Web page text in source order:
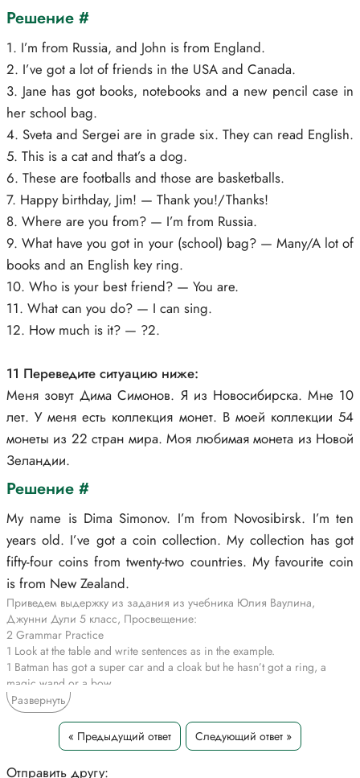
Решение #
1. I’m from Russia, and John is from England.
2. I’ve got a lot of friends in the USA and Canada.
3. Jane has got books, notebooks and a new pencil case in
her school bag.
4. Sveta and Sergei are in grade six. They can read English.
5. This is a cat and that’s a dog.
6. These are footballs and those are basketballs.
7. Happy birthday, Jim! — Thank you!/Thanks!
8. Where are you from? — I’m from Russia.
9. What have you got in your (school) bag? — Many/A lot of
books and an English key ring.
10. Who is your best friend? — You are.
11. What can you do? — I can sing.
12. How much is it? — ?2.
11 Переведите ситуацию ниже:
Меня зовут Дима Симонов. Я из Новосибирска. Мне 10
лет. У меня есть коллекция монет. В моей коллекции 54
монеты из 22 стран мира. Моя любимая монета из Новой
Зеландии.
Решение #
My name is Dima Simonov. I’m from Novosibirsk. I’m ten
years old. I’ve got a coin collection. My collection has got
fifty-four coins from twenty-two countries. My favourite coin
is from New Zealand.
Приведем выдержку из задания из учебника Юлия Ваулина,
Джунни Дули 5 класс, Просвещение:
2 Grammar Practice
1 Look at the table and write sentences as in the example.
1 Batman has got a super car and a cloak but he hasn’t got a ring, a
magic wand or a bow.
2 Harry Potter has got a cloak and a magic wand but he hasn’t got a
super car, a ring or a bow.
3 Robin Hood and Batman have got a cloak but they haven’t got a ring or
a magic wand.
4 Frodo has got a cloak and a ring but he hasn’t got a super car, a
Развернуть
« Предыдущий ответ Следующий ответ »
Отправить другу: